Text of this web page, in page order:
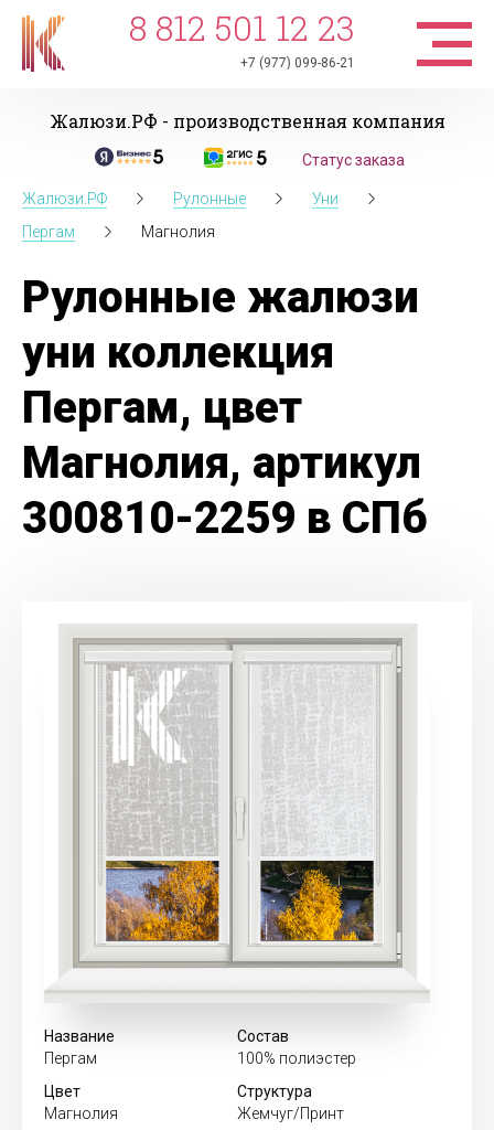
8 812 501 12 23
+7 (977) 099-86-21
Жалюзи.РФ - производственная компания
Статус заказа
Жалюзи.РФ Рулонные
Уни
Пергам
Магнолия
Рулонные жалюзи
уни коллекция
Пергам, цвет
Магнолия, артикул
300810-2259 в СПб
Название
Пергам
Состав
100% полиэстер
Цвет
Магнолия
Структура
Жемчуг/Принт